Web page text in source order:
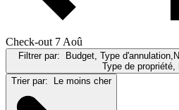
Check-out 7 Aoû
Filtrer par:
Budget, Type
Type de propriété,
Trier par:
Le moins cher